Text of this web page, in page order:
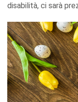
disabilità, ci sarà